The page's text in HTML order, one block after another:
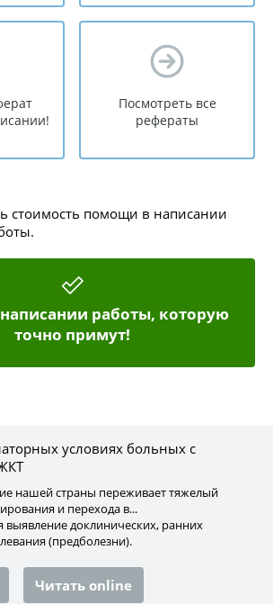
Посмотреть все
рефераты
стоимость помощи в написании
работы, которую
точно примут!
условиях больных с
нашей страны переживает тяжелый
и перехода в...
выявление доклинических, ранних
(предболезни).
Читать online